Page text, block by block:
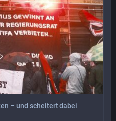
– und scheitert dabei